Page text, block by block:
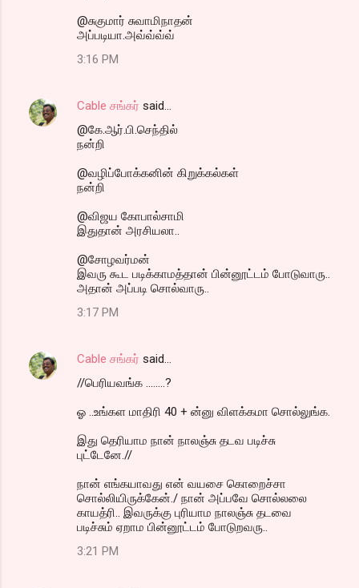
@சுகுமார் சுவாமிநாதன்
அப்படியா.அவ்வ்வ்வ்
3:16 PM
Cable சங்கர் said…
@கே.ஆர்.பி.செந்தில்
நன்றி
@வழிப்போக்கனின் கிறுக்கல்கள்
நன்றி
@விஜய கோபால்சாமி
இதுதான் அரசியலா..
@சோழவர்மன்
இவரு கூட படிக்காமத்தான் பின்னூட்டம் போடுவாரு..
அதான் அப்படி சொல்வாரு..
3:17 PM
Cable சங்கர் said…
//பெரியவங்க ........?
ஓ ..உங்கள மாதிரி 40 + ன்னு விளக்கமா சொல்லுங்க.
இது தெரியாம நான் நாலஞ்சு தடவ படிச்சு
புட்டேனே.//
நான் எங்கயாவது என் வயசை கொறைச்சா
சொல்லியிருக்கேன்./ நான் அப்பவே சொல்லலை
காயத்ரி.. இவருக்கு புரியாம நாலஞ்சு தடவை
படிச்சும் ஏறாம பின்னூட்டம் போடுறவரு..
3:21 PM